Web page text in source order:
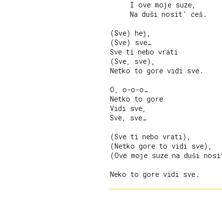
     I ove moje suze,
     Na duši nosit' ćeš.
(Sve) hej,
(Sve) sve…
Sve ti nebo vrati
(Sve, sve),
Netko to gore vidi sve.
O, o-o-o…
Netko to gore
Vidi sve,
Sve, sve…
(Sve ti nebo vrati),
(Netko gore to vidi sve),
(Ove moje suze na duši